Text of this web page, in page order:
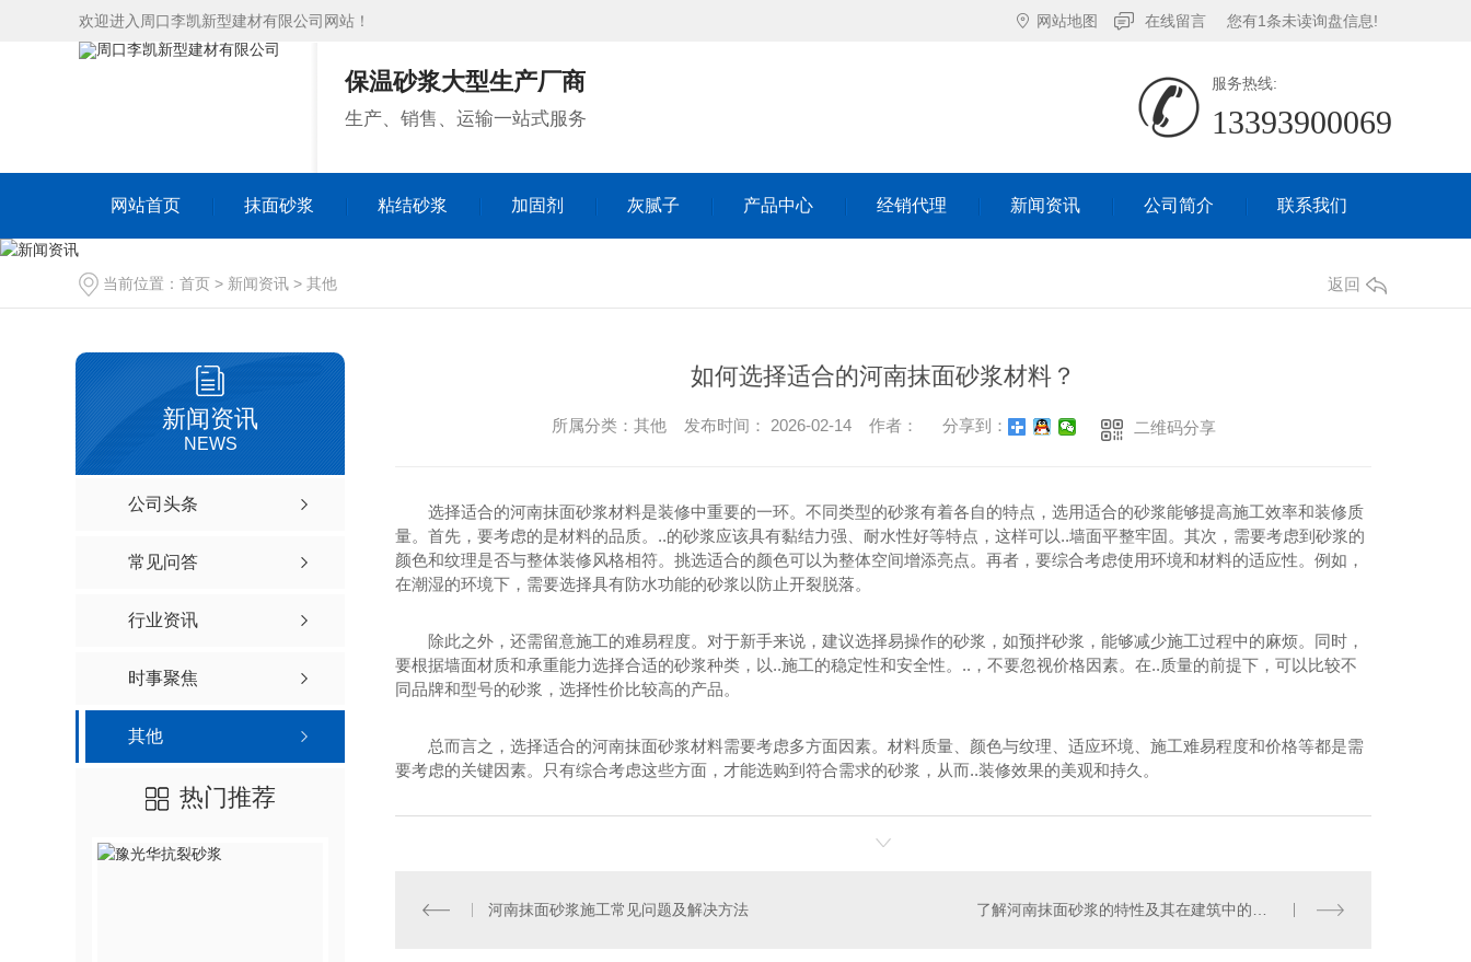
欢迎进入周口李凯新型建材有限公司网站！ 网站地图 在线留言 您有1条未读询盘信息!
保温砂浆大型生产厂商
生产、销售、运输一站式服务
服务热线:
13393900069
网站首页 抹面砂浆 粘结砂浆 加固剂 灰腻子 产品中心 经销代理 新闻资讯
公司简介
公司简介
联系我们
联系我们
当前位置： 首页 > 新闻资讯 > 其他 返回
新闻资讯
NEWS
公司头条
常见问答
行业资讯
时事聚焦
其他
热门推荐
如何选择适合的河南抹面砂浆材料？
所属分类：其他 发布时间： 2026-02-14 作者： 分享到： 二维码分享
选择适合的河南抹面砂浆材料是装修中重要的一环。不同类型的砂浆有着各自的特点，选用适合的砂浆能够提高施工效率和装修质
量。首先，要考虑的是材料的品质。..的砂浆应该具有黏结力强、耐水性好等特点，这样可以..墙面平整牢固。其次，需要考虑到砂浆的
颜色和纹理是否与整体装修风格相符。挑选适合的颜色可以为整体空间增添亮点。再者，要综合考虑使用环境和材料的适应性。例如，
在潮湿的环境下，需要选择具有防水功能的砂浆以防止开裂脱落。
除此之外，还需留意施工的难易程度。对于新手来说，建议选择易操作的砂浆，如预拌砂浆，能够减少施工过程中的麻烦。同时，
要根据墙面材质和承重能力选择合适的砂浆种类，以..施工的稳定性和安全性。..，不要忽视价格因素。在..质量的前提下，可以比较不
同品牌和型号的砂浆，选择性价比较高的产品。
总而言之，选择适合的河南抹面砂浆材料需要考虑多方面因素。材料质量、颜色与纹理、适应环境、施工难易程度和价格等都是需
要考虑的关键因素。只有综合考虑这些方面，才能选购到符合需求的砂浆，从而..装修效果的美观和持久。
河南抹面砂浆施工常见问题及解决方法 了解河南抹面砂浆的特性及其在建筑中的作用